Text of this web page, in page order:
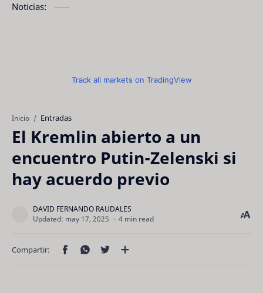
Noticias:
Track all markets on TradingView
Inicio Entradas
El Kremlin abierto a un
encuentro Putin-Zelenski si
hay acuerdo previo
4 min read